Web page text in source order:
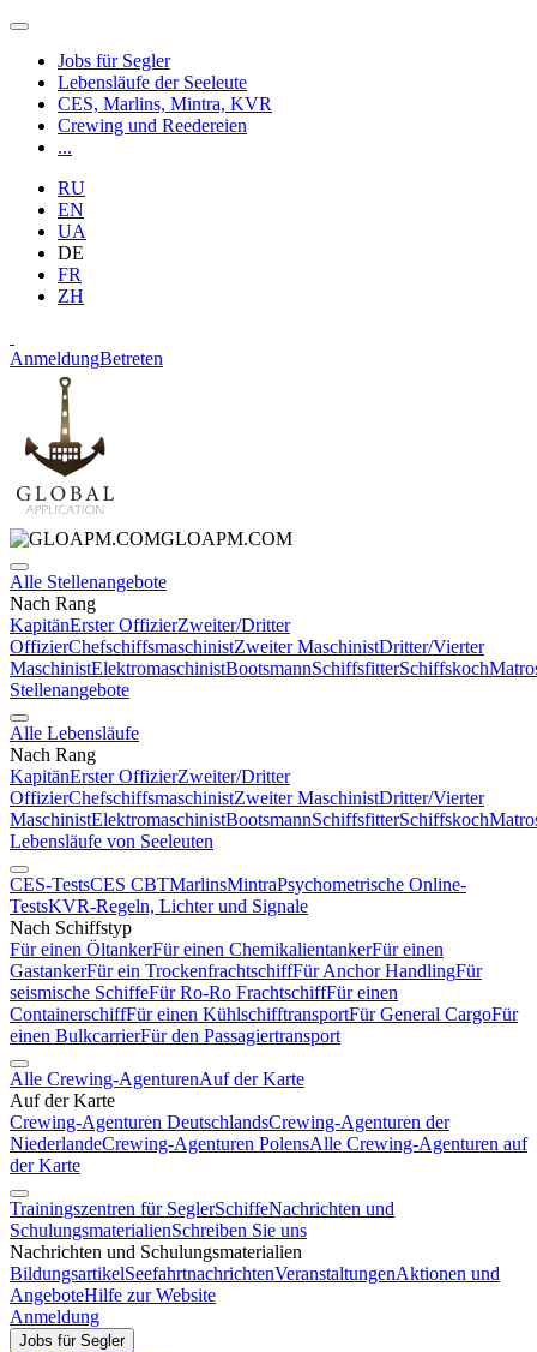
Jobs für Segler
Lebensläufe der Seeleute
CES, Marlins, Mintra, KVR
Crewing und Reedereien
...
RU
EN
UA
DE
FR
ZH
AnmeldungBetreten
GLOAPM.COM
Alle Stellenangebote
Nach Rang
KapitänErster OffizierZweiter/Dritter
OffizierChefschiffsmaschinistZweiter MaschinistDritter/Vierter
MaschinistElektromaschinistBootsmannSchiffsfitterSchiffskoch
Stellenangebote
Alle Lebensläufe
Nach Rang
KapitänErster OffizierZweiter/Dritter
OffizierChefschiffsmaschinistZweiter MaschinistDritter/Vierter
MaschinistElektromaschinistBootsmannSchiffsfitterSchiffskoch
Lebensläufe von Seeleuten
CES-TestsCES CBTMarlinsMintraPsychometrische Online-
TestsKVR-Regeln, Lichter und Signale
Nach Schiffstyp
Für einen ÖltankerFür einen ChemikalientankerFür einen
GastankerFür ein TrockenfrachtschiffFür Anchor HandlingFür
seismische SchiffeFür Ro-Ro FrachtschiffFür einen
ContainerschiffFür einen KühlschifftransportFür General CargoFür
einen BulkcarrierFür den Passagiertransport
Alle Crewing-AgenturenAuf der Karte
Auf der Karte
Crewing-Agenturen DeutschlandsCrewing-Agenturen der
NiederlandeCrewing-Agenturen PolensAlle Crewing-Agenturen auf
der Karte
Trainingszentren für SeglerSchiffeNachrichten und
SchulungsmaterialienSchreiben Sie uns
Nachrichten und Schulungsmaterialien
BildungsartikelSeefahrtnachrichtenVeranstaltungenAktionen und
AngeboteHilfe zur Website
Anmeldung
Jobs für Segler